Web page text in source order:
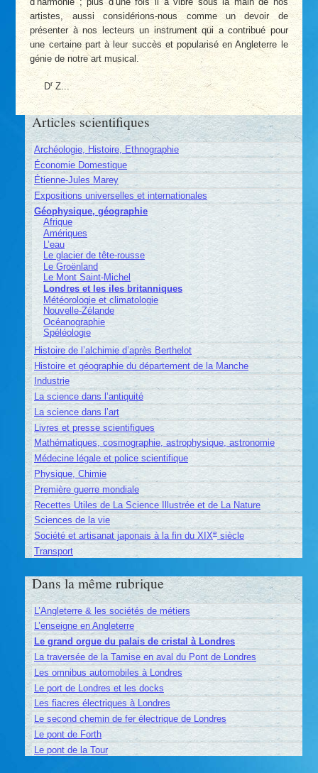
artistes, aussi considérions-nous comme un devoir de
présenter à nos lecteurs un instrument qui a contribué pour
une certaine part à leur succès et popularisé en Angleterre le
génie de notre art musical.
DrZ...
Articles scientifiques
Archéologie, Histoire, Ethnographie
Économie Domestique
Étienne-Jules Marey
Expositions universelles et internationales
Géophysique, géographie
Afrique
Amériques
L’eau
Le glacier de tête-rousse
Le Groënland
Le Mont Saint-Michel
Londres et les iles britanniques
Météorologie et climatologie
Nouvelle-Zélande
Océanographie
Spéléologie
Histoire de l’alchimie d’après Berthelot
Histoire et géographie du département de la Manche
Industrie
La science dans l’antiquité
La science dans l’art
Livres et presse scientifiques
Mathématiques, cosmographie, astrophysique, astronomie
Médecine légale et police scientifique
Physique, Chimie
Première guerre mondiale
Recettes Utiles de La Science Illustrée et de La Nature
Sciences de la vie
Société et artisanat japonais à la fin du XIXesiècle
Transport
Dans la même rubrique
L’Angleterre & les sociétés de métiers
L’enseigne en Angleterre
Le grand orgue du palais de cristal à Londres
La traversée de la Tamise en aval du Pont de Londres
Les omnibus automobiles à Londres
Le port de Londres et les docks
Les fiacres électriques à Londres
Le second chemin de fer électrique de Londres
Le pont de Forth
Le pont de la Tour